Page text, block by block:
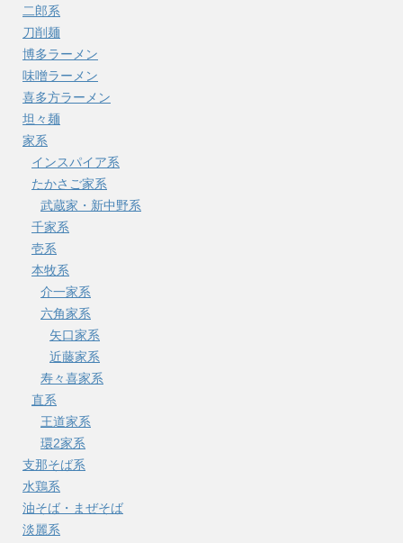
二郎系
刀削麺
博多ラーメン
味噌ラーメン
喜多方ラーメン
坦々麺
家系
インスパイア系
たかさご家系
武蔵家・新中野系
千家系
壱系
本牧系
介一家系
六角家系
矢口家系
近藤家系
寿々喜家系
直系
王道家系
環2家系
支那そば系
水鶏系
油そば・まぜそば
淡麗系